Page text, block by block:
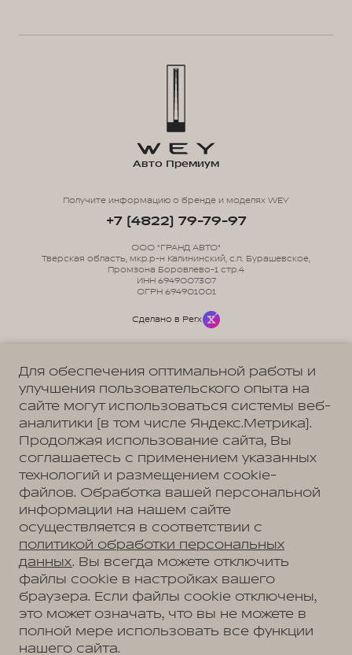
Политика обработки персональных данных
Согласие на коммуникацию
Согласие на предоставление персональных данных третьим лицам
Согласие на обработку ПД
Авто Премиум
Получите информацию о бренде и моделях WEY
+7 (4822) 79-79-97
ООО "ГРАНД АВТО"
Тверская область, мкр.р-н Калининский, с.п. Бурашевское,
Промзона Боровлево-1 стр.4
ИНН 6949007307
ОГРН 694901001
Сделано в Perx
Адрес
Тверь, Бурашевское с/п, тпз Боровлево-1, стр. 4
+7 (4822) 79-79-97
АВТОМОБИЛИ В НАЛИЧИИ
МОДЕЛЬНЫЙ РЯД
Для обеспечения оптимальной работы и
улучшения пользовательского опыта на
сайте могут использоваться системы веб-
аналитики (в том числе Яндекс.Метрика).
Продолжая использование сайта, Вы
соглашаетесь с применением указанных
технологий и размещением cookie-
файлов. Обработка вашей персональной
информации на нашем сайте
осуществляется в соответствии с
политикой обработки персональных
данных. Вы всегда можете отключить
файлы cookie в настройках вашего
браузера. Если файлы cookie отключены,
это может означать, что вы не можете в
полной мере использовать все функции
нашего сайта.